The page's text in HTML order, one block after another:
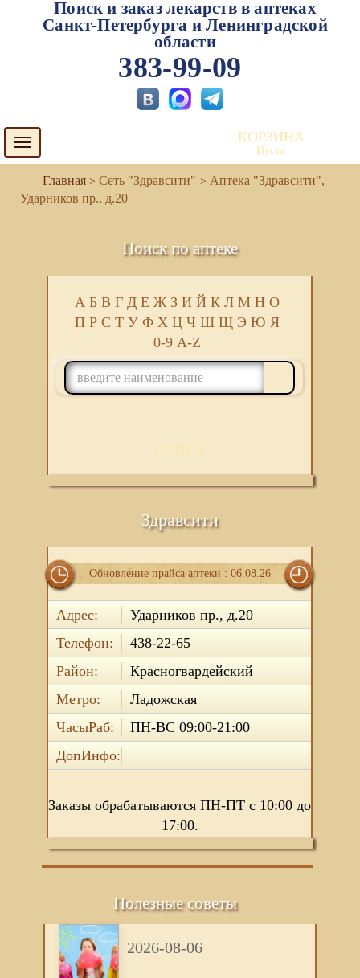
Поиск и заказ лекарств в аптеках
Санкт-Петербурга и Ленинградской
области
383-99-09
Toggle
navigation
КОРЗИНА
Пуста
Сеть "Здравсити"
Аптека "Здравсити",
Ударников пр., д.20
Поиск по аптеке
А Б В Г Д Е Ж З И Й К Л М Н О
П Р С Т У Ф Х Ц Ч Ш Щ Э Ю Я
0-9 A-Z
ПОИСК
Здравсити
Обновление прайса аптеки : 06.08.26
Адрес:
Ударников пр., д.20
Телефон:
438-22-65
Район:
Красногвардейский
Метро:
Ладожская
ЧасыРаб:
ПН-ВС 09:00-21:00
ДопИнфо:
Заказы обрабатываются ПН-ПТ с 10:00 до
17:00.
Полезные советы
2026-08-06